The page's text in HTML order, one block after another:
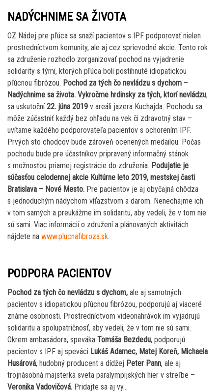
NADÝCHNIME SA ŽIVOTA
OZ Nádej pre pľúca sa snaží pacientov s IPF podporovať nielen
prostredníctvom komunity, ale aj cez sprievodné akcie. Tento rok
sa združenie rozhodlo zorganizovať pochod na vyjadrenie
solidarity s tými, ktorých pľúca boli postihnuté idiopatickou
pľúcnou fibrózou. Pochod za tých čo nevládzu s dychom –
Nadýchnime sa života. Vykročme hrdinsky za tých, ktorí nevládzu;
sa uskutoční22. júna 2019 v areáli jazera Kuchajda. Pochodu sa
môže zúčastniť každý bez ohľadu na vek či zdravotný stav –
uvítame každého podporovateľa pacientov s ochorením IPF.
Prvých sto chodcov bude zároveň ocenených medailou. Počas
pochodu bude pre účastníkov pripravený informačný stánok
s možnosťou priamej registrácie do združenia. Podujatie je
súčasťou celodennej akcie Kultúrne leto 2019, mestskej časti
Bratislava – Nové Mesto. Pre pacientov je aj obyčajná chôdza
s jednoduchým nádychom víťazstvom a darom. Nenechajme ich
v tom samých a preukážme im solidaritu, aby vedeli, že v tom nie
sú sami. Viac informácií o združení a plánovaných aktivitách
nájdete na www.plucnafibroza.sk.
PODPORA PACIENTOV
Pochod za tých čo nevládzu s dychom, ale aj samotných
pacientov s idiopatickou pľúcnou fibrózou, podporujú aj viaceré
známe osobnosti. Prostredníctvom videonahrávok im vyjadrujú
solidaritu a spolupatričnosť, aby vedeli, že v tom nie sú sami.
Okrem ambasádora, speváka Tomáša Bezdedu, podporujú
pacientov s IPF aj speváci Lukáš Adamec, Matej Koreň, Michaela
Husárová, hudobný producent a dídžej Peter Pann, ale aj
trojnásobná majsterka sveta paralympijských hier v streľbe –
Veronika Vadovičová. Pridajte sa aj vy…